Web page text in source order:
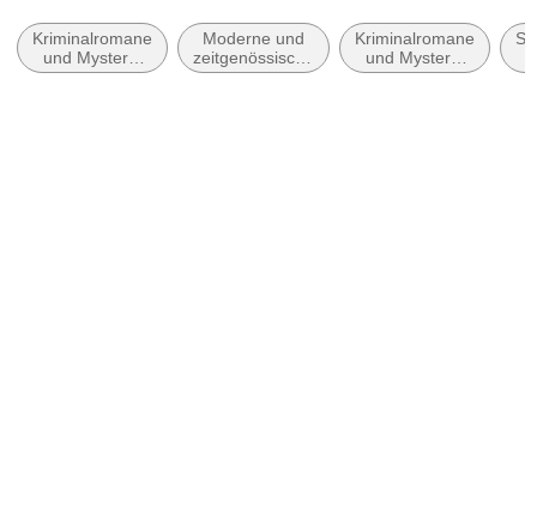
Verlag/Hersteller
Rowohlt eBooks
Kriminalromane
und Mystery:
Polizeiarbeit &
Moderne und
zeitgenössische
Belletristik:
Kriminalromane
und Mystery:
Humor